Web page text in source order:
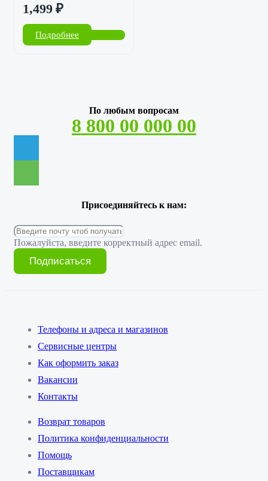
1,499 ₽
Подробнее
По любым вопросам
8 800 00 000 00
Присоединяйтесь к нам:
Пожалуйста, введите корректный адрес email.
Подписаться
Телефоны и адреса и магазинов
Сервисные центры
Как оформить заказ
Вакансии
Контакты
Возврат товаров
Политика конфиденциальности
Помощь
Поставщикам